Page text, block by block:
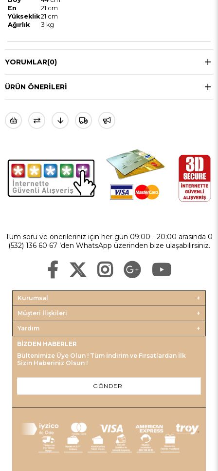
En
21 cm
Yükseklik21 cm
Ağırlık
3 kg
YORUMLAR(0)
ÜRÜN ÖNERILERI
Tüm soru ve önerileriniz için her gün 09:00 - 20:00 arasında 0
(532) 136 60 67 ’den WhatsApp üzerinden bize ulaşabilirsiniz.
Kurumsal
Müşteri İlişkileri
Yardım
BIZDEN HABERLER
Bültenimize Üye Olun ! Tüm İndirim ve Fırsatlardan İlk
Sizin Haberiniz Olsun !
GÖNDER